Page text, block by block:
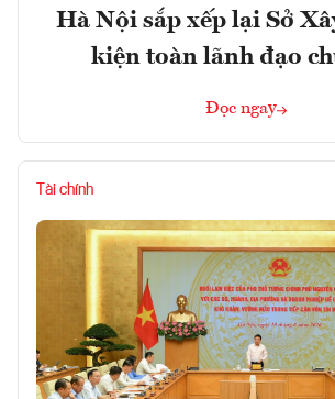
Hà Nội sắp xếp lại Sở
kiện toàn lãnh đạo
Đọc ngay
Tài chính